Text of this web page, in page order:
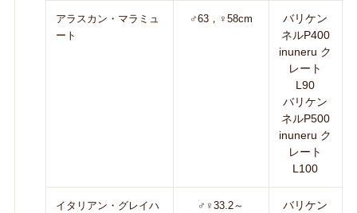
アラスカン・マラミュ
ート
♂63，♀58cm
バリケン
ネルP400
inuneru ク
レート
L90
バリケン
ネルP500
inuneru ク
レート
L100
イタリアン・グレイハ
♂♀33.2～
バリケン